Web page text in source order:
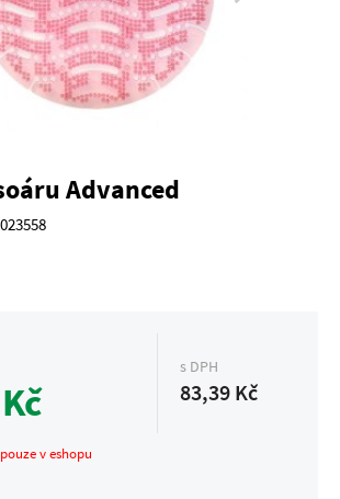
Advanced
s DPH
83,39 Kč
v eshopu